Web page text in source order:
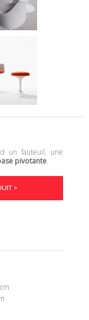
un fauteuil, une
pivotante.
>